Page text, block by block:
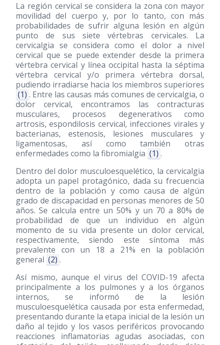
La región cervical se considera la zona con mayor
movilidad del cuerpo y, por lo tanto, con más
probabilidades de sufrir alguna lesión en algún
punto de sus siete vértebras cervicales. La
cervicalgia se considera como el dolor a nivel
cervical que se puede extender desde la primera
vértebra cervical y línea occipital hasta la séptima
vértebra cervical y/o primera vértebra dorsal,
pudiendo irradiarse hacia los miembros superiores
(1) . Entre las causas más comunes de cervicalgia, o
dolor cervical, encontramos las contracturas
musculares, procesos degenerativos como
artrosis, espondilosis cervical, infecciones virales y
bacterianas, estenosis, lesiones musculares y
ligamentosas, así como también otras
enfermedades como la fibromialgia (1) .
Dentro del dolor musculoesquelético, la cervicalgia
adopta un papel protagónico, dada su frecuencia
dentro de la población y como causa de algún
grado de discapacidad en personas menores de 50
años. Se calcula entre un 50% y un 70 a 80% de
probabilidad de que un individuo en algún
momento de su vida presente un dolor cervical,
respectivamente, siendo este síntoma más
prevalente con un 18 a 21% en la población
general (2) .
Así mismo, aunque el virus del COVID-19 afecta
principalmente a los pulmones y a los órganos
internos, se informó de la lesión
musculoesquelética causada por esta enfermedad,
presentando durante la etapa inicial de la lesión un
daño al tejido y los vasos periféricos provocando
reacciones inflamatorias agudas asociadas, con